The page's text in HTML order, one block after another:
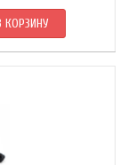
КОРЗИНУ
9мм граненые